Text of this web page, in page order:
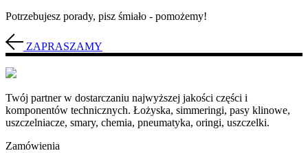
Potrzebujesz porady, pisz śmiało - pomożemy!
ZAPRASZAMY
Twój partner w dostarczaniu najwyższej jakości części i
komponentów technicznych. Łożyska, simmeringi, pasy klinowe,
uszczelniacze, smary, chemia, pneumatyka, oringi, uszczelki.
Zamówienia